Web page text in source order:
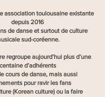
association toulousaine existante
depuis 2016
de danse et surtout de culture
sud-coréenne.
regroupe aujourd’hui plus d’une
centaine d’adhérents
cours de danse, mais aussi
pour ravir les fans
(Korean culture) ou la faire